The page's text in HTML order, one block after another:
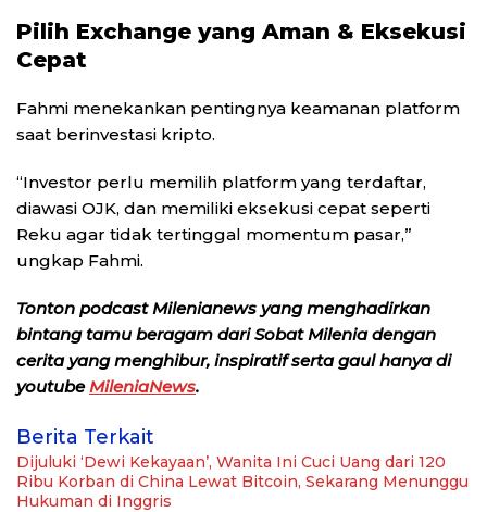
Pilih Exchange yang Aman & Eksekusi
Cepat
Fahmi menekankan pentingnya keamanan platform
saat berinvestasi kripto.
“Investor perlu memilih platform yang terdaftar,
diawasi OJK, dan memiliki eksekusi cepat seperti
Reku agar tidak tertinggal momentum pasar,”
ungkap Fahmi.
Tonton podcast Milenianews yang menghadirkan
bintang tamu beragam dari Sobat Milenia dengan
cerita yang menghibur, inspiratif serta gaul hanya di
youtube MileniaNews.
Berita Terkait
Dijuluki ‘Dewi Kekayaan’, Wanita Ini Cuci Uang dari 120
Ribu Korban di China Lewat Bitcoin, Sekarang Menunggu
Hukuman di Inggris